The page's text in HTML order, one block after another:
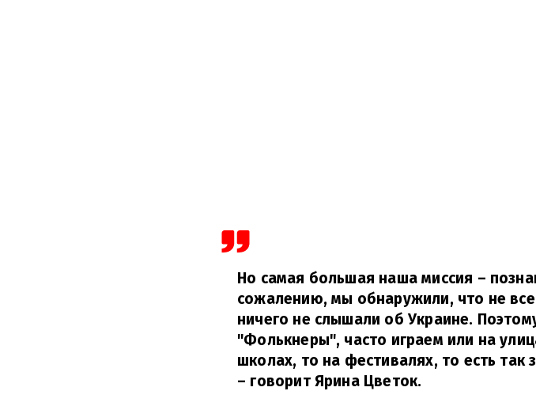
Но самая большая наша миссия –
сожалению, мы обнаружили, что не
ничего не слышали об Украине.
"Фолькнеры", часто играем или на
школах, то на фестивалях, то есть так
– говорит Ярина Цветок.